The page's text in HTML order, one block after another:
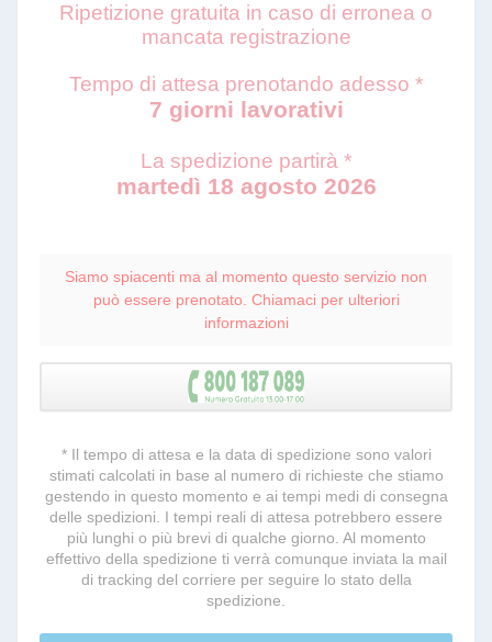
Ripetizione gratuita in caso di erronea o
mancata registrazione
Tempo di attesa prenotando adesso *
7 giorni lavorativi
La spedizione partirà *
martedì 18 agosto 2026
Siamo spiacenti ma al momento questo servizio non
può essere prenotato. Chiamaci per ulteriori
informazioni
* Il tempo di attesa e la data di spedizione sono valori
stimati calcolati in base al numero di richieste che stiamo
gestendo in questo momento e ai tempi medi di consegna
delle spedizioni. I tempi reali di attesa potrebbero essere
più lunghi o più brevi di qualche giorno. Al momento
effettivo della spedizione ti verrà comunque inviata la mail
di tracking del corriere per seguire lo stato della
spedizione.